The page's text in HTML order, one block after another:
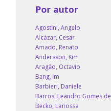
Por autor
Agostini, Angelo
Alcázar, Cesar
Amado, Renato
Andersson, Kim
Aragão, Octavio
Bang, Im
Barbieri, Daniele
Barros, Leandro Gomes de
Becko, Lariossa